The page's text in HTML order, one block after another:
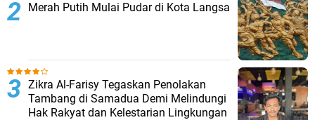
Merah Putih Mulai Pudar di Kota Langsa
Zikra Al-Farisy Tegaskan Penolakan
Tambang di Samadua Demi Melindungi
Hak Rakyat dan Kelestarian Lingkungan